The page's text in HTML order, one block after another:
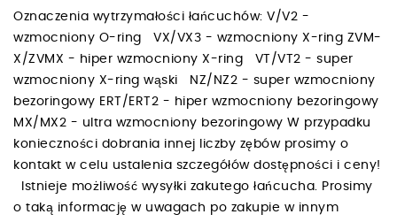
Oznaczenia wytrzymałości łańcuchów: V/V2 -
wzmocniony O-ring VX/VX3 - wzmocniony X-ring ZVM-
X/ZVMX - hiper wzmocniony X-ring VT/VT2 - super
wzmocniony X-ring wąski NZ/NZ2 - super wzmocniony
bezoringowy ERT/ERT2 - hiper wzmocniony bezoringowy
MX/MX2 - ultra wzmocniony bezoringowy W przypadku
konieczności dobrania innej liczby zębów prosimy o
kontakt w celu ustalenia szczegółów dostępności i ceny!
Istnieje możliwość wysyłki zakutego łańcucha. Prosimy
o taką informację w uwagach po zakupie w innym